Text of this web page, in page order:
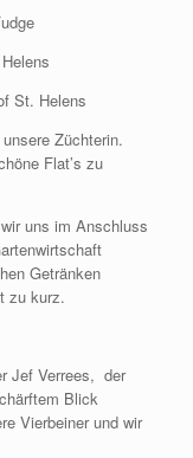
Helens
Züchterin.
Flat’s zu
uns im Anschluss
Getränken
zu kurz.
Jef Verrees, der
Blick
Vierbeiner und wir